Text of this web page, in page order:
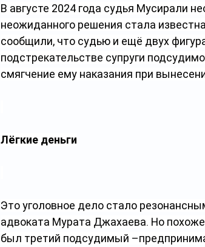
В августе 2024 года судья Мусирали
неожиданного решения стала
сообщили, что судью и ещё двух
подстрекательстве супруги
смягчение ему наказания при
Лёгкие деньги
Это уголовное дело стало
адвоката Мурата Джахаева. Но
был третий подсудимый